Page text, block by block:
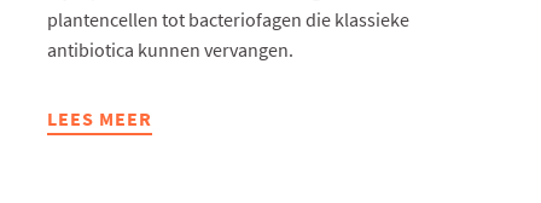
plantencellen tot bacteriofagen die klassieke
antibiotica kunnen vervangen.
LEES MEER
ABOUT